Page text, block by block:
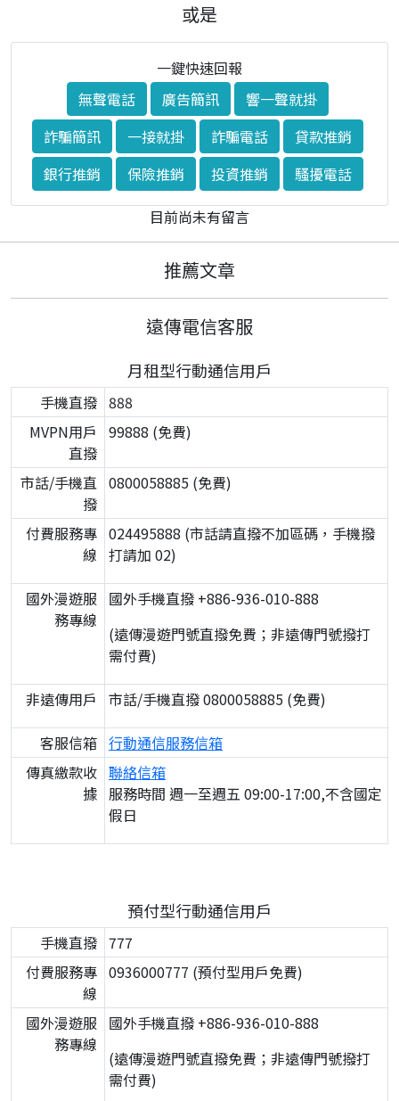
或是
一鍵快速回報
無聲電話
廣告簡訊
響一聲就掛
詐騙簡訊
一接就掛 詐騙電話
貸款推銷
銀行推銷
保險推銷 投資推銷
騷擾電話
目前尚未有留言
推薦文章
遠傳電信客服
月租型行動通信用戶
手機直撥 888
MVPN用戶
直撥
99888 (免費)
市話/手機直
撥
0800058885 (免費)
付費服務專
線
024495888 (市話請直撥不加區碼，手機撥
打請加 02)
國外漫遊服
務專線
國外手機直撥 +886-936-010-888
(遠傳漫遊門號直撥免費；非遠傳門號撥打
需付費)
非遠傳用戶 市話/手機直撥 0800058885 (免費)
客服信箱 行動通信服務信箱
傳真繳款收
據
聯絡信箱
服務時間 週一至週五 09:00-17:00,不含國定
假日
預付型行動通信用戶
手機直撥 777
付費服務專
線
0936000777 (預付型用戶免費)
國外漫遊服
務專線
國外手機直撥 +886-936-010-888
(遠傳漫遊門號直撥免費；非遠傳門號撥打
需付費)